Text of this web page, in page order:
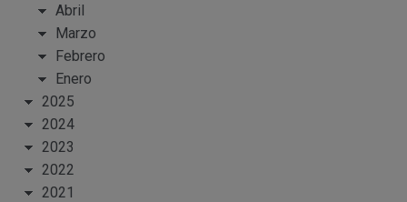
Abril
Marzo
Febrero
Enero
2025
2024
2023
2022
2021